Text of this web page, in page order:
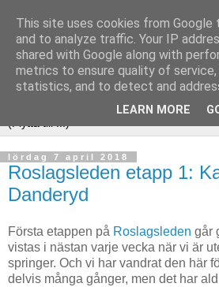
lördag 7 april 2018
Roslagsleden etapp 1:
Danderyd
Första etappen på Roslagsleden går
vistas i nästan varje vecka när vi är
springer. Och vi har vandrat den här
delvis många gånger, men det har
This site uses cookies from
and to analyze traffic. Your IP
shared with Google along with
metrics to ensure quality of service,
statistics, and to detect and
LEARN MORE